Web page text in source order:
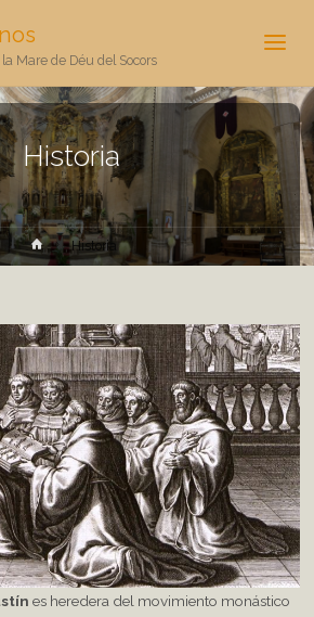
Mare de Déu del Socors
Historia
InicioHistoria
es heredera del movimiento monástico